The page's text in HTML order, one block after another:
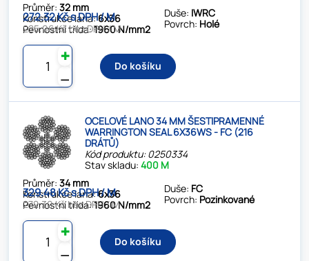
Průměr:32 mm
Konstrukce lana:6x36
Pevnostní třída:1960 N/mm2
Duše: IWRC
Povrch: Holé
272.32 Kč s DPH / M
225.06 Kč bez DPH / M
⚊
✚
Do košíku
OCELOVÉ LANO 34 MM ŠESTIPRAMENNÉ
WARRINGTON SEAL 6X36WS - FC (216
DRÁTŮ)
Kód produktu: 0250334
Stav skladu:400 M
Průměr:34 mm
Konstrukce lana:6x36
Pevnostní třída:1960 N/mm2
Duše: FC
Povrch: Pozinkované
329.48 Kč s DPH / M
272.30 Kč bez DPH / M
⚊
✚
Do košíku